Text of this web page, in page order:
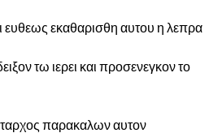
ευθεως εκαθαρισθη αυτου η λεπρα
τω ιερει και προσενεγκον το
παρακαλων αυτον